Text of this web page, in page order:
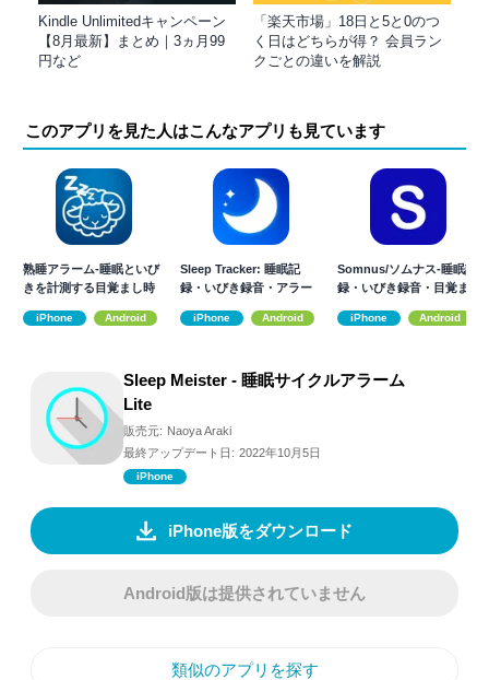
Kindle Unlimitedキャンペーン
【8月最新】まとめ｜3ヵ月99
円など
「楽天市場」18日と5と0のつ
く日はどちらが得？ 会員ラン
クごとの違いを解説
このアプリを見た人はこんなアプリも見ています
熟睡アラーム‐睡眠といび
きを計測する目覚まし時
iPhone Android
Sleep Tracker: 睡眠記
録・いびき録音・アラー
iPhone Android
Somnus/ソムナス-睡眠記
録・いびき録音・目覚ま
iPhone Android
Sleep Meister - 睡眠サイクルアラーム
Lite
販売元: Naoya Araki
最終アップデート日: 2022年10月5日
iPhone
iPhone版をダウンロード
Android版は提供されていません
類似のアプリを探す